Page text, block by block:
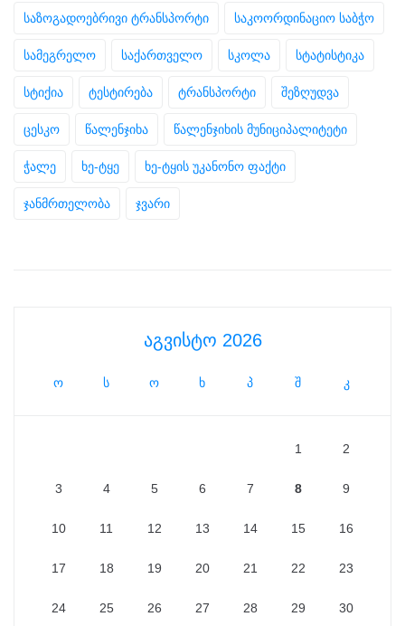
საზოგადოებრივი ტრანსპორტი საკოორდინაციო საბჭო
სამეგრელო საქართველო სკოლა სტატისტიკა
სტიქია ტესტირება ტრანსპორტი შეზღუდვა
ცესკო წალენჯიხა წალენჯიხის მუნიციპალიტეტი
ჭალე ხე-ტყე ხე-ტყის უკანონო ფაქტი
ჯანმრთელობა ჯვარი
აგვისტო 2026
ო ს ო ხ პ შ კ
1 2
3 4 5 6 7 8 9
10 11 12 13 14 15 16
17 18 19 20 21 22 23
24 25 26 27 28 29 30